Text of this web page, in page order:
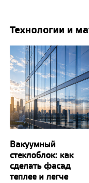
Технологии и
Вакуумный
стеклоблок: как
сделать фасад
теплее и легче